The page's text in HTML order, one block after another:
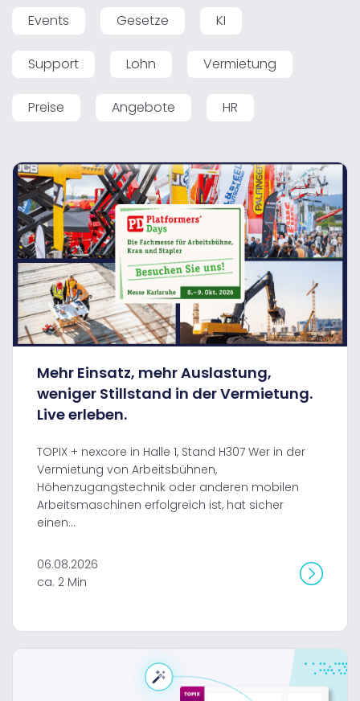
Events Gesetze KI
Support Lohn Vermietung
Preise Angebote HR
Mehr Einsatz, mehr Auslastung,
weniger Stillstand in der Vermietung.
Live erleben.
TOPIX + nexcore in Halle 1, Stand H307 Wer in der
Vermietung von Arbeitsbühnen,
Höhenzugangstechnik oder anderen mobilen
Arbeitsmaschinen erfolgreich ist, hat sicher
einen...
06.08.2026
ca. 2 Min